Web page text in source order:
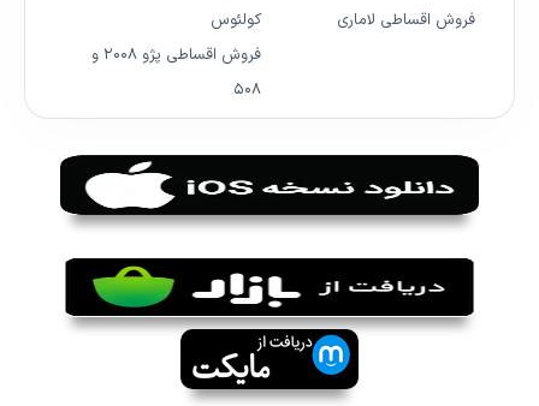
فروش اقساطی لاماری
کولئوس
فروش اقساطی پژو ۲۰۰۸ و
۵۰۸